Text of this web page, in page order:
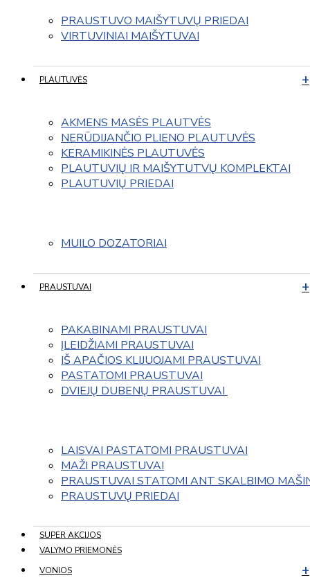
PRAUSTUVO MAIŠYTUVŲ PRIEDAI
VIRTUVINIAI MAIŠYTUVAI
PLAUTUVĖS
AKMENS MASĖS PLAUTVĖS
NERŪDIJANČIO PLIENO PLAUTUVĖS
KERAMIKINĖS PLAUTUVĖS
PLAUTUVIŲ IR MAIŠYTUTVŲ KOMPLEKTAI
PLAUTUVIŲ PRIEDAI
MUILO DOZATORIAI
PRAUSTUVAI
PAKABINAMI PRAUSTUVAI
ĮLEIDŽIAMI PRAUSTUVAI
IŠ APAČIOS KLIJUOJAMI PRAUSTUVAI
PASTATOMI PRAUSTUVAI
DVIEJŲ DUBENŲ PRAUSTUVAI
LAISVAI PASTATOMI PRAUSTUVAI
MAŽI PRAUSTUVAI
PRAUSTUVAI STATOMI ANT SKALBIMO
PRAUSTUVŲ PRIEDAI
SUPER AKCIJOS
VALYMO PRIEMONĖS
VONIOS